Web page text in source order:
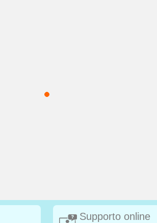
Supporto online